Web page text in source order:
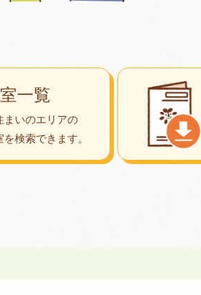
一覧
まいのエリアの
を検索できます。